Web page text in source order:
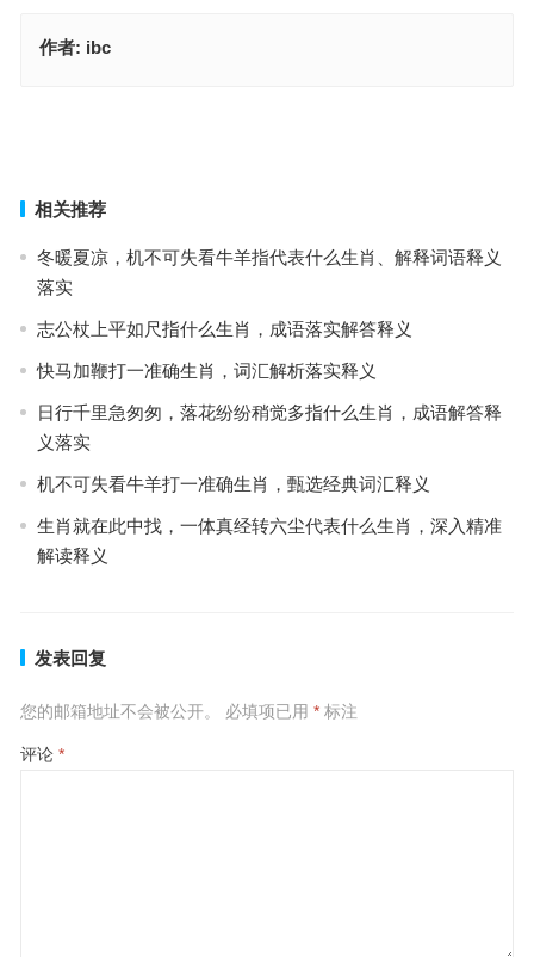
作者: ibc
相关推荐
冬暖夏凉，机不可失看牛羊指代表什么生肖、解释词语释义
落实
志公杖上平如尺指什么生肖，成语落实解答释义
快马加鞭打一准确生肖，词汇解析落实释义
日行千里急匆匆，落花纷纷稍觉多指什么生肖，成语解答释
义落实
机不可失看牛羊打一准确生肖，甄选经典词汇释义
生肖就在此中找，一体真经转六尘代表什么生肖，深入精准
解读释义
发表回复
您的邮箱地址不会被公开。 必填项已用 *标注
评论 *